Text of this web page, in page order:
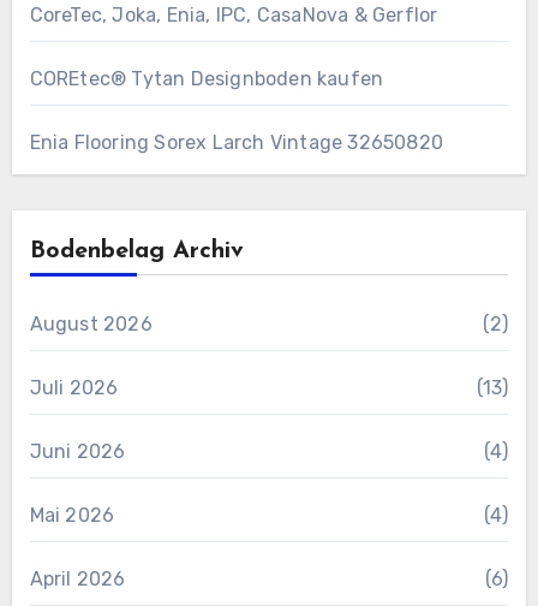
CoreTec, Joka, Enia, IPC, CasaNova & Gerflor
COREtec® Tytan Designboden kaufen
Enia Flooring Sorex ​Larch Vintage 32650820
Bodenbelag Archiv
August 2026 (2)
Juli 2026 (13)
Juni 2026 (4)
Mai 2026 (4)
April 2026 (6)